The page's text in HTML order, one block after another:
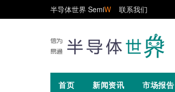
半导体世界 SemiW 联系我们
首页 新闻资讯 市场报告